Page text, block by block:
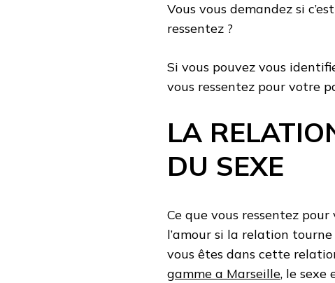
Vous vous demandez si
ressentez ?
Si vous pouvez vous
vous ressentez pour votre
LA
DU SEXE
Ce que vous ressentez
l’amour si la relation
vous êtes dans cette
gamme a Marseille, le sexe